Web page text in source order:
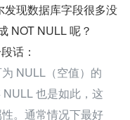
现数据库字段很多没
NOT NULL 呢？
话：
NULL（空值）的
也是如此，这
。通常情况下最好